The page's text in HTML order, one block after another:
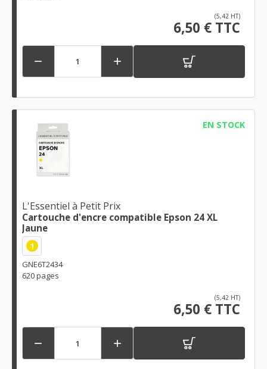
(5,42 HT)
6,50 € TTC
 
EN STOCK
L'Essentiel à Petit Prix
Cartouche d'encre compatible Epson 24 XL
Jaune
1
GNE6T2434
620 pages
(5,42 HT)
6,50 € TTC
 